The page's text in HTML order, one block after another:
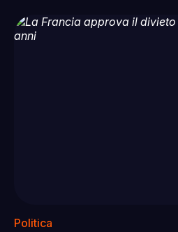
Politica